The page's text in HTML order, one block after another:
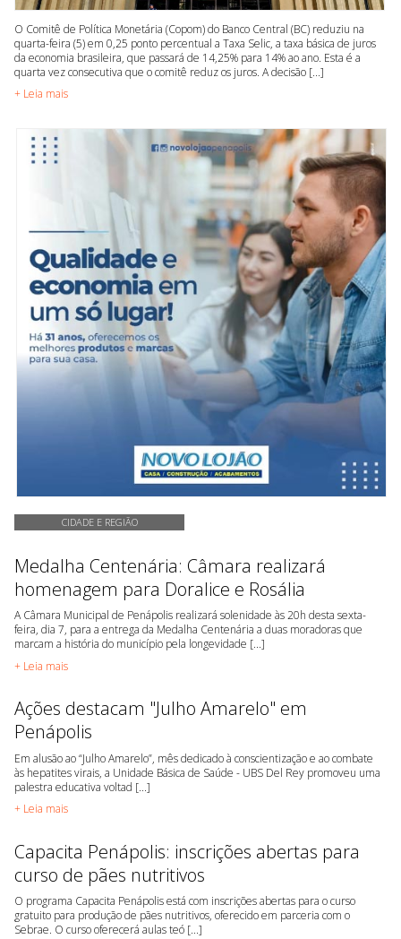
O Comitê de Política Monetária (Copom) do Banco Central (BC) reduziu na
quarta-feira (5) em 0,25 ponto percentual a Taxa Selic, a taxa básica de juros
da economia brasileira, que passará de 14,25% para 14% ao ano. Esta é a
quarta vez consecutiva que o comitê reduz os juros. A decisão [...]
+ Leia mais
CIDADE E REGIÃO
Medalha Centenária: Câmara realizará
homenagem para Doralice e Rosália
A Câmara Municipal de Penápolis realizará solenidade às 20h desta sexta-
feira, dia 7, para a entrega da Medalha Centenária a duas moradoras que
marcam a história do município pela longevidade [...]
+ Leia mais
Ações destacam "Julho Amarelo" em
Penápolis
Em alusão ao “Julho Amarelo”, mês dedicado à conscientização e ao combate
às hepatites virais, a Unidade Básica de Saúde - UBS Del Rey promoveu uma
palestra educativa voltad [...]
+ Leia mais
Capacita Penápolis: inscrições abertas para
curso de pães nutritivos
O programa Capacita Penápolis está com inscrições abertas para o curso
gratuito para produção de pães nutritivos, oferecido em parceria com o
Sebrae. O curso oferecerá aulas teó [...]